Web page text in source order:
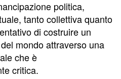
politica,
tanto collettiva quanto
di costruire un
mondo attraverso una
che è
critica.